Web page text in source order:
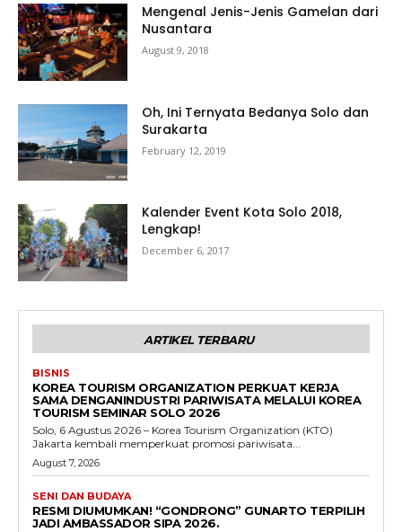
Mengenal Jenis-Jenis Gamelan dari
Nusantara
August 9, 2018
Oh, Ini Ternyata Bedanya Solo dan
Surakarta
February 12, 2019
Kalender Event Kota Solo 2018,
Lengkap!
December 6, 2017
ARTIKEL TERBARU
BISNIS
KOREA TOURISM ORGANIZATION PERKUAT KERJA
SAMA DENGANINDUSTRI PARIWISATA MELALUI KOREA
TOURISM SEMINAR SOLO 2026
Solo, 6 Agustus 2026 – Korea Tourism Organization (KTO)
Jakarta kembali memperkuat promosi pariwisata...
August 7, 2026
SENI DAN BUDAYA
RESMI DIUMUMKAN! “GONDRONG” GUNARTO TERPILIH
JADI AMBASSADOR SIPA 2026.